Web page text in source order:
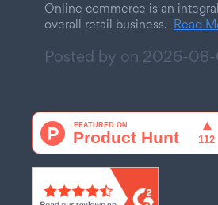
Online commerce is an
overall retail business. Read
Posted by on 2026-